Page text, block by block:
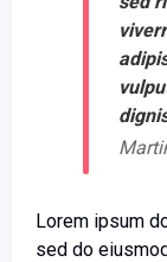
Lorem ipsum
sed do